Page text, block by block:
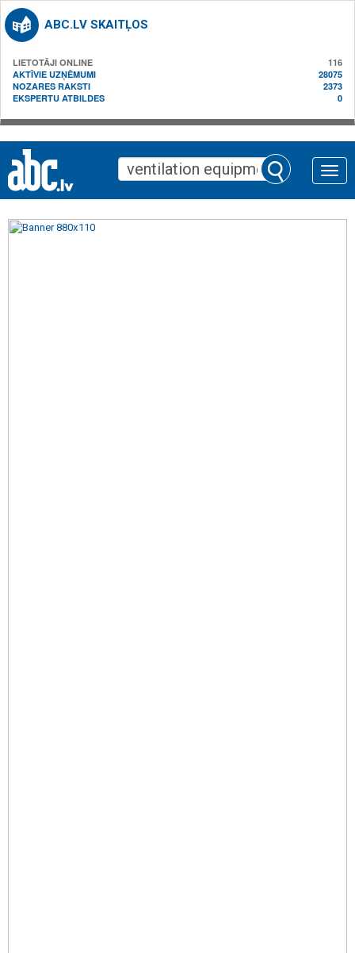
ABC.LV SKAITĻOS
LIETOTĀJI ONLINE
116
AKTĪVIE UZŅĒMUMI
28075
NOZARES RAKSTI
2373
EKSPERTU ATBILDES
0
Toggle